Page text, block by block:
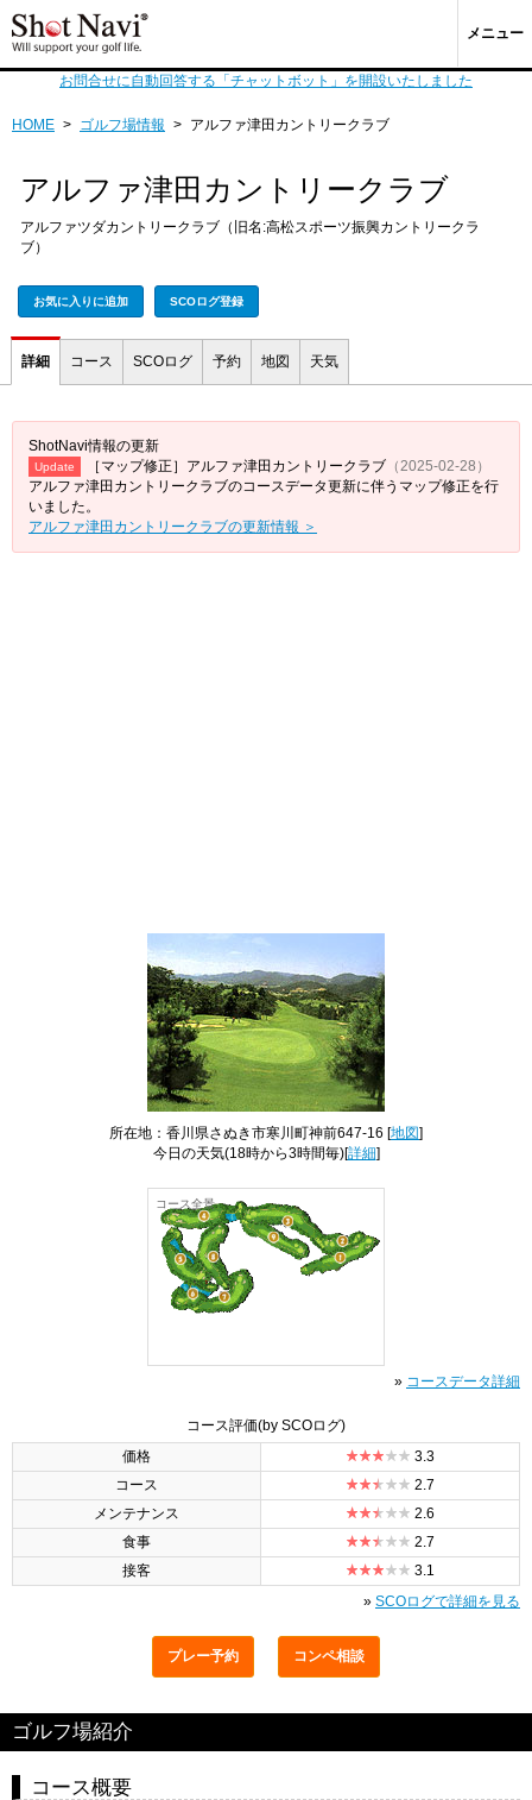
メニュー
お問合せに自動回答する「チャットボット」を開設いたしました
HOME > ゴルフ場情報 > アルファ津田カントリークラブ
アルファ津田カントリークラブ
アルファツダカントリークラブ（旧名:高松スポーツ振興カントリークラ
ブ）
お気に入りに追加 SCOログ登録
詳細 コース SCOログ 予約 地図 天気
ShotNavi情報の更新
Update ［マップ修正］アルファ津田カントリークラブ （2025-02-28）
アルファ津田カントリークラブのコースデータ更新に伴うマップ修正を行
いました。
アルファ津田カントリークラブの更新情報 ＞
所在地：香川県さぬき市寒川町神前647-16 [地図]
今日の天気(18時から3時間毎)[詳細]
コース全景
» コースデータ詳細
コース評価(by SCOログ)
価格
3.3
コース
2.7
メンテナンス
2.6
食事
2.7
接客
3.1
» SCOログで詳細を見る
プレー予約 コンペ相談
ゴルフ場紹介
コース概要